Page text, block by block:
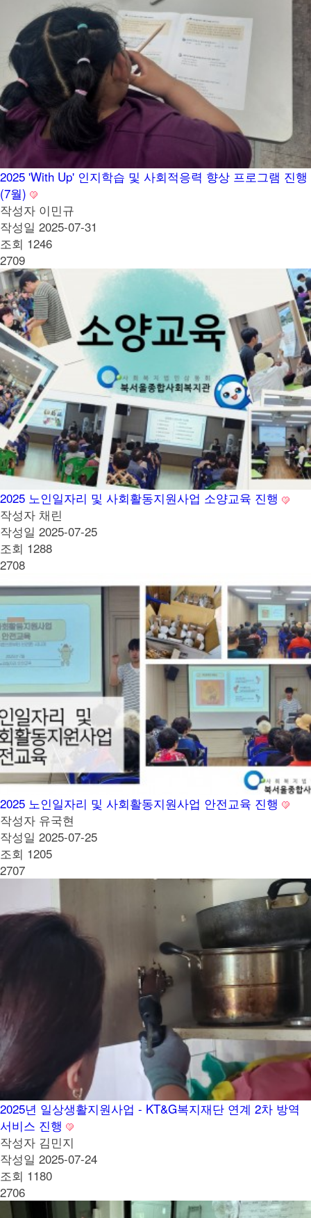
2025 'With Up' 인지학습 및 사회적응력 향상 프로그램 진행
(7월)
작성자 이민규
작성일 2025-07-31
조회 1246
2709
2025 노인일자리 및 사회활동지원사업 소양교육 진행
작성자 채린
작성일 2025-07-25
조회 1288
2708
2025 노인일자리 및 사회활동지원사업 안전교육 진행
작성자 유국현
작성일 2025-07-25
조회 1205
2707
2025년 일상생활지원사업 - KT&G복지재단 연계 2차 방역
서비스 진행
작성자 김민지
작성일 2025-07-24
조회 1180
2706